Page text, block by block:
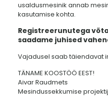
usaldusmesinik annab
kasutamise kohta.
Registreerunutega
saadame juhised
Vajadusel saab täiendavat
TÄNAME KOOSTÖÖ EEST!
Aivar Raudmets
Mesindussekkumise